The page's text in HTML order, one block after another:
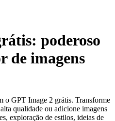
poderoso
de imagens
o GPT Image 2 grátis. Transforme
qualidade ou adicione imagens
exploração de estilos, ideias de